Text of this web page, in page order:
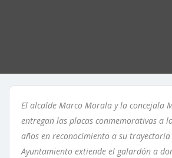
El alcalde Marco Morala y la concejala
entregan las placas conmemorativas a
años en reconocimiento a su
Ayuntamiento extiende el galardón a